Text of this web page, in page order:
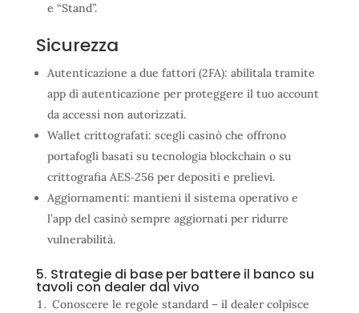
e “Stand”.
Sicurezza
Autenticazione a due fattori (2FA): abilitala tramite
app di autenticazione per proteggere il tuo account
da accessi non autorizzati.
Wallet crittografati: scegli casinò che offrono
portafogli basati su tecnologia blockchain o su
crittografia AES‑256 per depositi e prelievi.
Aggiornamenti: mantieni il sistema operativo e
l’app del casinò sempre aggiornati per ridurre
vulnerabilità.
5. Strategie di base per battere il banco su
tavoli con dealer dal vivo
Conoscere le regole standard – il dealer colpisce